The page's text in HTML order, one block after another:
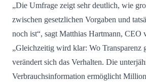
„Die Umfrage zeigt sehr deutlich, wie
zwischen gesetzlichen Vorgaben und
noch ist“, sagt Matthias Hartmann, CEO
„Gleichzeitig wird klar: Wo Transparenz
verändert sich das Verhalten. Die
Verbrauchsinformation ermöglicht